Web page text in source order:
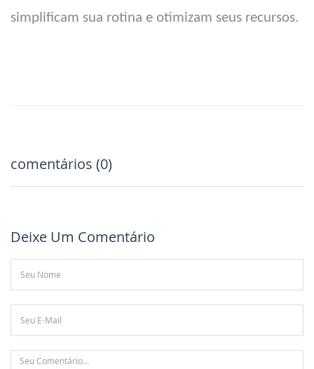
simplificam sua rotina e otimizam seus recursos.
comentários (0)
Deixe Um Comentário